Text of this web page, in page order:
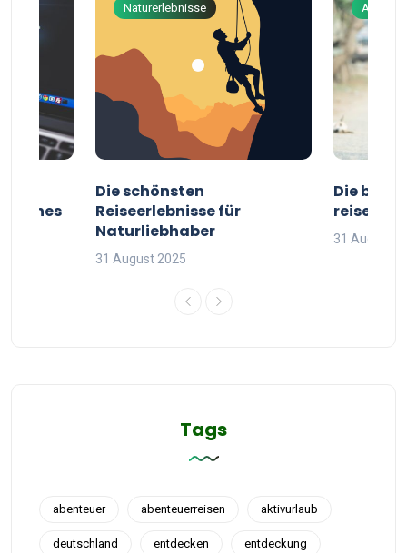
deines
Naturerlebnisse
Die schönsten
Reiseerlebnisse für
Naturliebhaber
31 August 2025
Die
reisende
31 August
Tags
abenteuer abenteuerreisen aktivurlaub
deutschland entdecken entdeckung